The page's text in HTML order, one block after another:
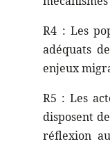
R4 : Les
adéquats
enjeux
R5 : Les
disposent
réflexion